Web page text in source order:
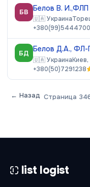
БВ Белов В. И.,ФЛП
🇺🇦Украина
+380(99)5444700
БД Белов Д.А., ФЛ-
🇺🇦УкраинаКиев,
+380(50)7291238
← Назад Страница
list logist